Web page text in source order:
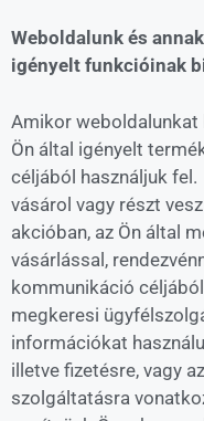
Weboldalunk és
igényelt funkcióinak
Amikor weboldalunkat
Ön által igényelt
céljából használjuk
vásárol vagy részt
akcióban, az Ön által
vásárlással,
kommunikáció
megkeresi
információkat
illetve fizetésre, vagy
szolgáltatásra